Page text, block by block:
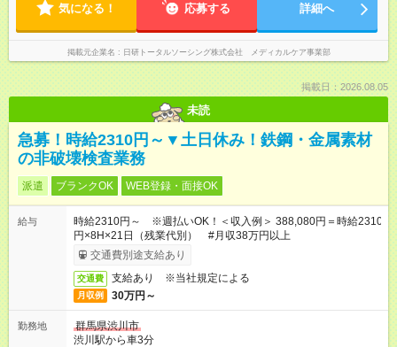
気になる！ 応募する 詳細へ
掲載元企業名 日研トータルソーシング株式会社 メディカルケア事業部
掲載日：2026.08.05
未読
急募！時給2310円～▼土日休み！鉄鋼・金属素材
の非破壊検査業務
派遣 ブランクOK WEB登録・面接OK
給与
時給2310円～ ※週払いOK！＜収入例＞ 388,080円＝時給2310
円×8H×21日（残業代別） #月収38万円以上
交通費別途支給あり
交通費 支給あり ※当社規定による
月収例 30万円～
勤務地
群馬県渋川市
渋川駅から車3分